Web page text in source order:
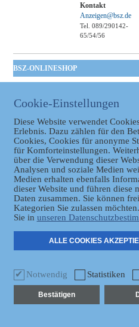
Kontakt
Anzeigen@bsz.de
Tel. 089/290142-
65/54/56
BSZ-ONLINESHOP
Taschenbuch
GVBl | Einbanddecke
Datenschutz
Cookie-Einstellungen
Diese Website verwendet
Erlebnis. Dazu zählen für den
Cookies, Cookies für anonyme
für Komforteinstellungen.
über die Verwendung dieser
Analysen und soziale Medien
Medien erhalten ebenfalls
dieser Website und führen diese
Daten zusammen. Sie können
Kategorien Sie zulassen
Sie in unseren
ALLE COOKIES
Notwendig Statistiken
Bestätigen